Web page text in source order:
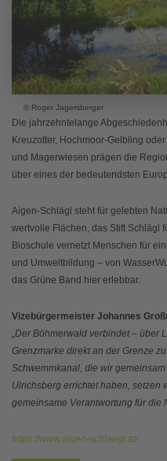
© Roger Jagersberger
Die jahrzehntelange
Kreuzotter, Hochmoor-Gelbling
und Magerwiesen prägen die
über eines der bedeutendsten
Aigen-Schlägl steht für gelebten
wertvolle Flächen, das Stift Schlägl
Bioschule vernetzt Menschen für
und Umweltbildung – von
das Grüne Band hier erlebbar.
Vizebürgermeister Johannes
„Der Böhmerwald verbindet – über
Grenzmarke direkt an der Grenze
Schwemmkanal, die wir
Ulrichsberg errichtet haben, setzen
gemeinsame Verantwortung für die
https://www.aigen-schlaegl.at/